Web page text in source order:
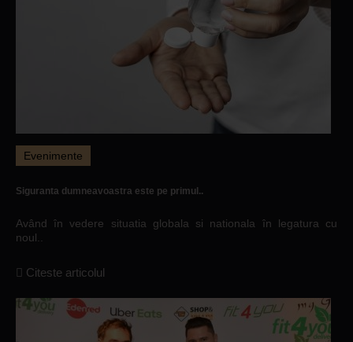
Evenimente
Siguranta dumneavoastra este pe primul..
Având în vedere situatia globala si nationala în legatura cu
noul..
Citeste articolul